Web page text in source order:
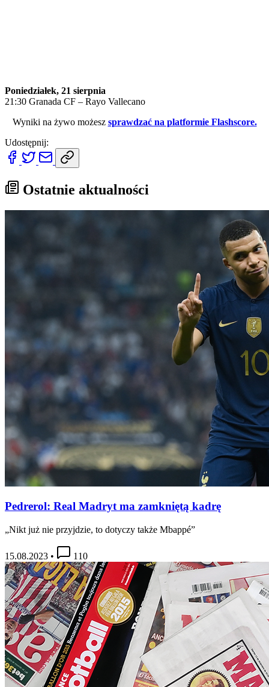
Poniedziałek, 21 sierpnia
21:30 Granada CF – Rayo Vallecano
Wyniki na żywo możesz sprawdzać na platformie Flashscore.
Udostępnij:
Ostatnie aktualności
Pedrerol: Real Madryt ma zamkniętą kadrę
„Nikt już nie przyjdzie, to dotyczy także Mbappé”
15.08.2023 • 110